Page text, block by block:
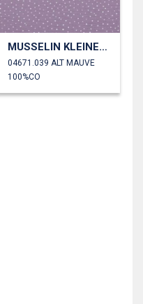
MUSSELIN KLEINE PUNKTE
04671.039 ALT MAUVE
100%CO